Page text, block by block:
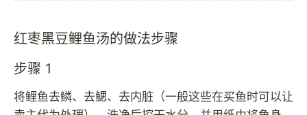
红枣黑豆鲤鱼汤的做法步骤
步骤 1
将鲤鱼去鳞、去鳃、去内脏（一般这些在买鱼时可以让